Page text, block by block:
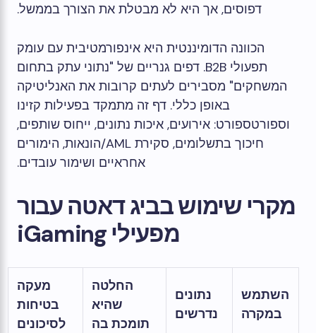
דפוסים, אך היא לא מבטלת את הצורך בממשל.
הכוונה הדומיננטית היא אינפורמטיבית עם עומק
תפעולי B2B. דפים גנריים של "נתוני עתק בתחום
המשחקים" מסבירים לעתים קרובות את האנליטיקה
באופן כללי. דף זה מתמקד בפעילות קזינו
וספורטספורט: אירועים, איכות נתונים, ייחוס שותפים,
חיכוך בתשלומים, סקירת AML/הונאות, הימורים
אחראיים ושימור עובדים.
מקרי שימוש בביג דאטה עבור
מפעילי iGaming
השתמש
במקרה
נתונים
נדרשים
החלטה
שהיא
תומכת בה
מעקה
בטיחות
לסיכונים